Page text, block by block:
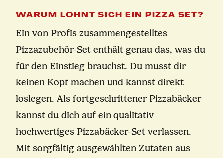
WARUM LOHNT SICH EIN PIZZA SET?
Ein von Profis zusammengestelltes
Pizzazubehör-Set enthält genau das, was du
für den Einstieg brauchst. Du musst dir
keinen Kopf machen und kannst direkt
loslegen. Als fortgeschrittener Pizzabäcker
kannst du dich auf ein qualitativ
hochwertiges Pizzabäcker-Set verlassen.
Mit sorgfältig ausgewählten Zutaten aus